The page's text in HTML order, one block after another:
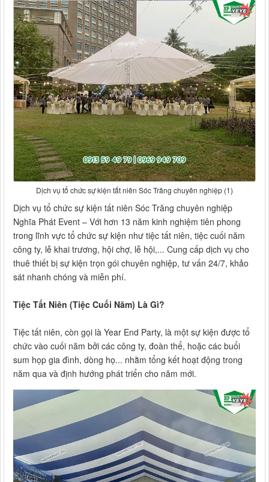
Dịch vụ tổ chức sự kiện tất niên Sóc Trăng chuyên nghiệp (1)
Dịch vụ tổ chức sự kiện tất niên Sóc Trăng chuyên nghiệp
Nghĩa Phát Event – Với hơn 13 năm kinh nghiệm tiên phong
trong lĩnh vực tổ chức sự kiện như tiệc tất niên, tiệc cuối năm
công ty, lễ khai trương, hội chợ, lễ hội,... Cung cấp dịch vụ cho
thuê thiết bị sự kiện trọn gói chuyên nghiệp, tư vấn 24/7, khảo
sát nhanh chóng và miễn phí.
Tiệc Tất Niên (Tiệc Cuối Năm) Là Gì?
Tiệc tất niên, còn gọi là Year End Party, là một sự kiện được tổ
chức vào cuối năm bởi các công ty, đoàn thể, hoặc các buổi
sum họp gia đình, dòng họ... nhằm tổng kết hoạt động trong
năm qua và định hướng phát triển cho năm mới.